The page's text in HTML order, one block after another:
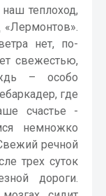
теплоход,
«Лермонтов».
нет, по-
свежестью,
– особо
где
счастье -
немножко
речной
трех суток
дороги.